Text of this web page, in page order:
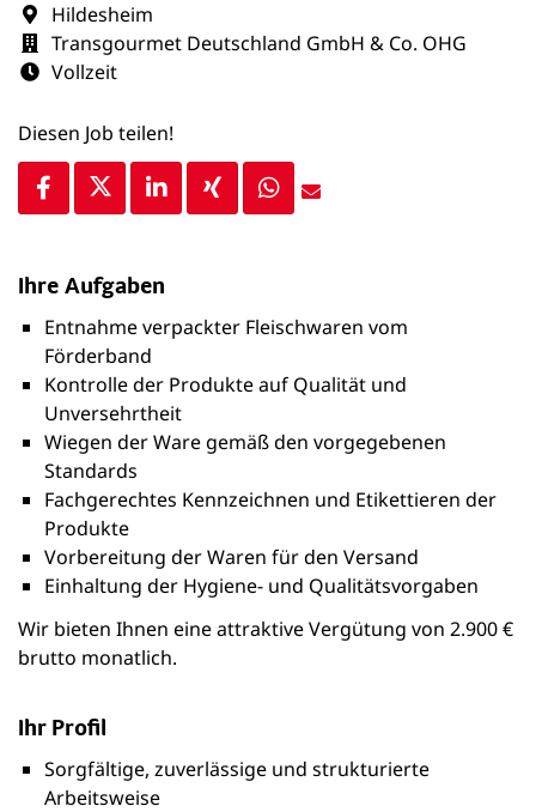
Hildesheim
Transgourmet Deutschland GmbH & Co. OHG
Vollzeit
Diesen Job teilen!
Ihre Aufgaben
Entnahme verpackter Fleischwaren vom
Förderband
Kontrolle der Produkte auf Qualität und
Unversehrtheit
Wiegen der Ware gemäß den vorgegebenen
Standards
Fachgerechtes Kennzeichnen und Etikettieren der
Produkte
Vorbereitung der Waren für den Versand
Einhaltung der Hygiene- und Qualitätsvorgaben
Wir bieten Ihnen eine attraktive Vergütung von 2.900 €
brutto monatlich.
Ihr Profil
Sorgfältige, zuverlässige und strukturierte
Arbeitsweise